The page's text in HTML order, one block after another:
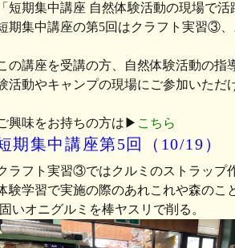
「 短期集中講座 自然体験活動の現場で
期集中講座の第5回はクラフト実習③
の講座を受講の方、自然体験活動の
活動やキャンプの現場にご参加いただ
興味をお持ちの方は▶︎ こちら
期集中講座第5回（10/19）
ラフト実習③ではクルミのストラップ
験学習で実施の際のあれこれや森のこ
固いオニグルミを棒ヤスリで削